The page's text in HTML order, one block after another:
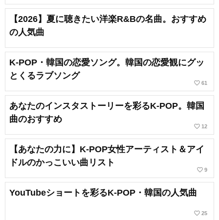
【2026】夏に聴きたい洋楽R&Bの名曲。おすすめ
の人気曲
K-POP・韓国の恋愛ソング。韓国の恋愛観にグッ
とくるラブソング
favorite_border 61
あなたのインスタストーリーを彩るK-POP。韓国
曲のおすすめ
favorite_border 12
【あなたの力に】K-POP女性アーティスト＆アイ
ドルのかっこいい曲リスト
favorite_border 9
YouTubeショートを彩るK-POP・韓国の人気曲
favorite_border 25